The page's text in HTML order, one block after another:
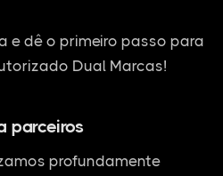
e dê o primeiro passo para
Dual Marcas!
parceiros
profundamente